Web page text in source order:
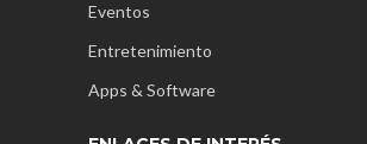
Eventos
Entretenimiento
Apps & Software